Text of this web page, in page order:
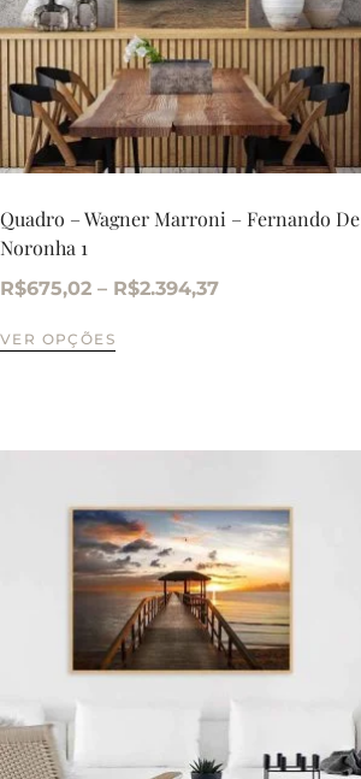
Quadro – Wagner Marroni – Fernando De
Noronha 1
R$675,02 – R$2.394,37
VER OPÇÕES